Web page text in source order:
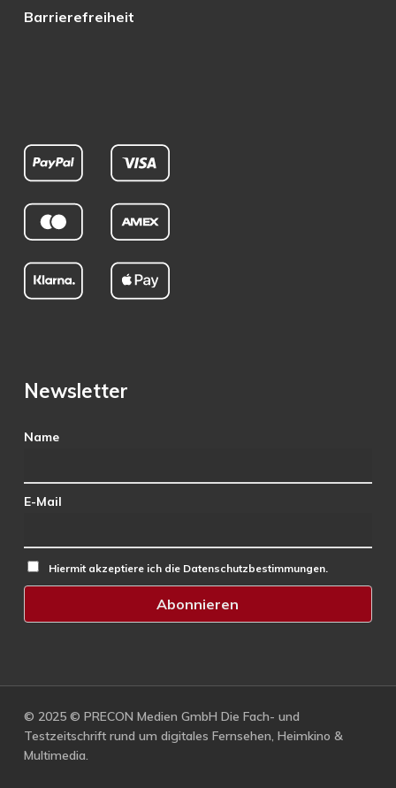
Barrierefreiheit
Newsletter
Name
E-Mail
Hiermit akzeptiere ich die Datenschutzbestimmungen.
© 2025 © PRECON Medien GmbH Die Fach- und
Testzeitschrift rund um digitales Fernsehen, Heimkino &
Multimedia.